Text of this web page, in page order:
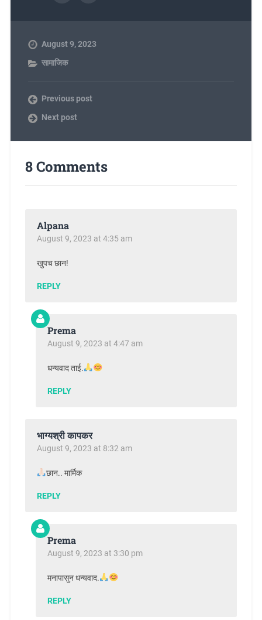
August 9, 2023
सामाजिक
Previous post
Next post
8 Comments
Alpana
August 9, 2023 at 4:35 am
खुपच छान!
REPLY
Prema
August 9, 2023 at 4:47 am
धन्यवाद ताई.
REPLY
भाग्यश्री कापकर
August 9, 2023 at 8:32 am
छान.. मार्मिक
REPLY
Prema
August 9, 2023 at 3:30 pm
मनापासुन धन्यवाद.
REPLY